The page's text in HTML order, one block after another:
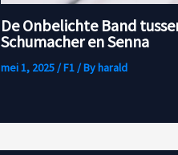
De Onbelichte Band
Schumacher en Senna
mei 1, 2025 /F1/ Byharald